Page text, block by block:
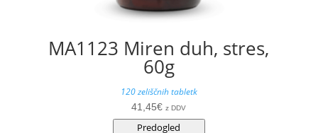
MA1123 Miren duh, stres,
60g
120 zeliščnih tabletk
41,45€ z DDV
Predogled